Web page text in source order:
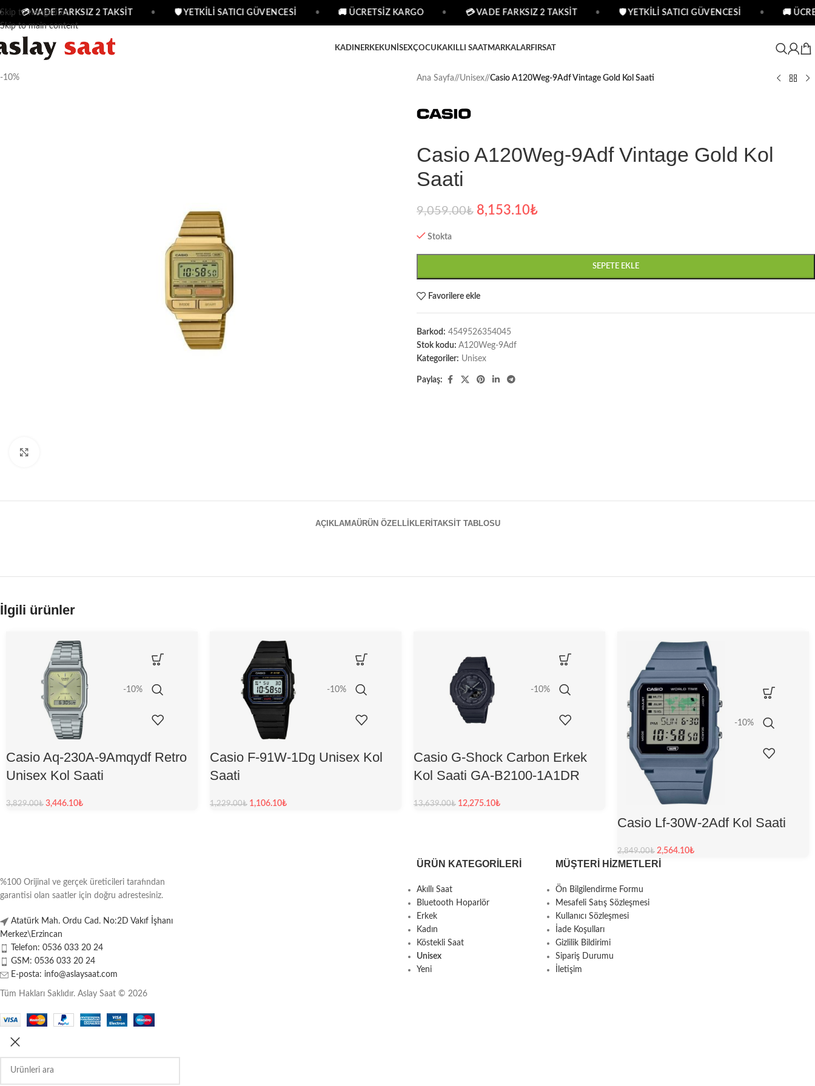
Skip to navigation
Skip to main content
💳 VADE FARKSIZ 2 TAKSİT 🛡 YETKİLİ SATICI GÜVENCESİ 🚚 ÜCRETSİZ KARGO 💳 VADE FARKSIZ 2 TAKSİT 🛡 YETKİLİ SATICI GÜVENCESİ 🚚
KADIN ERKEKUNISEXÇOCUKAKILLI SAATMARKALARFIRSAT
-10% Ana Sayfa/ Unisex/ Casio A120Weg-9Adf Vintage Gold Kol Saati
Casio A120Weg-9Adf Vintage Gold Kol
Saati
9,059.00₺ 8,153.10₺
Stokta
SEPETE EKLE
Favorilere ekle
Barkod: 4549526354045
Stok kodu: A120Weg-9Adf
Kategoriler: Unisex
Paylaş:
AÇIKLAMAÜRÜN ÖZELLIKLERI TAKSIT TABLOSU
İlgili ürünler
-10%
Casio Aq-230A-9Amqydf Retro
Unisex Kol Saati
3,829.00₺ 3,446.10₺
-10%
Casio F-91W-1Dg Unisex Kol
Saati
1,229.00₺ 1,106.10₺
-10%
Casio G-Shock Carbon Erkek
Kol Saati GA-B2100-1A1DR
13,639.00₺ 12,275.10₺
-10%
Casio Lf-30W-2Adf Kol Saati
2,849.00₺ 2,564.10₺
%100 Orijinal ve gerçek üreticileri tarafından
garantisi olan saatler için doğru adrestesiniz.
Atatürk Mah. Ordu Cad. No:2D Vakıf İşhanı
Merkez\Erzincan
Telefon: 0536 033 20 24
GSM: 0536 033 20 24
E-posta: info@aslaysaat.com
ÜRÜN KATEGORILERI
Akıllı Saat
Bluetooth Hoparlör
Erkek
Kadın
Köstekli Saat
Unisex
Yeni
MÜŞTERI HIZMETLERI
Ön Bilgilendirme Formu
Mesafeli Satış Sözleşmesi
Kullanıcı Sözleşmesi
İade Koşulları
Gizlilik Bildirimi
Sipariş Durumu
İletişim
Tüm Hakları Saklıdır. Aslay Saat © 2026